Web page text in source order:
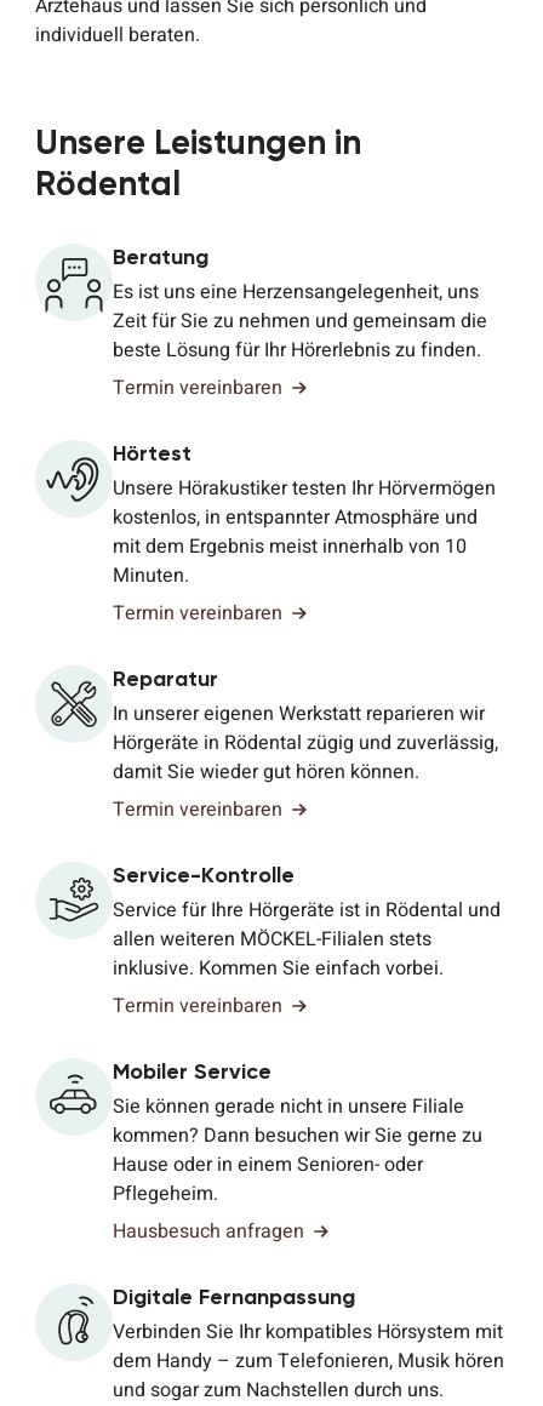
Ärztehaus und lassen Sie sich persönlich und
individuell beraten.
Unsere Leistungen in
Rödental
Beratung
Es ist uns eine Herzensangelegenheit, uns
Zeit für Sie zu nehmen und gemeinsam die
beste Lösung für Ihr Hörerlebnis zu finden.
Termin vereinbaren
Hörtest
Unsere Hörakustiker testen Ihr Hörvermögen
kostenlos, in entspannter Atmosphäre und
mit dem Ergebnis meist innerhalb von 10
Minuten.
Termin vereinbaren
Reparatur
In unserer eigenen Werkstatt reparieren wir
Hörgeräte in Rödental zügig und zuverlässig,
damit Sie wieder gut hören können.
Termin vereinbaren
Service-Kontrolle
Service für Ihre Hörgeräte ist in Rödental und
allen weiteren MÖCKEL-Filialen stets
inklusive. Kommen Sie einfach vorbei.
Termin vereinbaren
Mobiler Service
Sie können gerade nicht in unsere Filiale
kommen? Dann besuchen wir Sie gerne zu
Hause oder in einem Senioren- oder
Pflegeheim.
Hausbesuch anfragen
Digitale Fernanpassung
Verbinden Sie Ihr kompatibles Hörsystem mit
dem Handy – zum Telefonieren, Musik hören
und sogar zum Nachstellen durch uns.